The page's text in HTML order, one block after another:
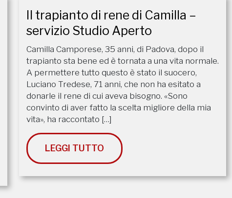
Il trapianto di rene di Camilla –
servizio Studio Aperto
Camilla Camporese, 35 anni, di Padova, dopo il
trapianto sta bene ed è tornata a una vita normale.
A permettere tutto questo è stato il suocero,
Luciano Tredese, 71 anni, che non ha esitato a
donarle il rene di cui aveva bisogno. «Sono
convinto di aver fatto la scelta migliore della mia
vita», ha raccontato […]
LEGGI TUTTO